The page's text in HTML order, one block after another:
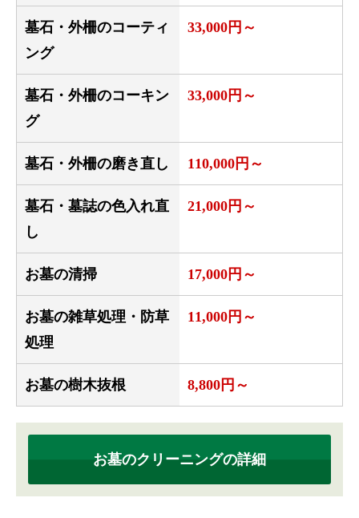
墓石・外柵のコーティ
ング
33,000円～
墓石・外柵のコーキン
グ
33,000円～
墓石・外柵の磨き直し 110,000円～
墓石・墓誌の色入れ直
し
21,000円～
お墓の清掃 17,000円～
お墓の雑草処理・防草
処理
11,000円～
お墓の樹木抜根 8,800円～
お墓のクリーニングの詳細